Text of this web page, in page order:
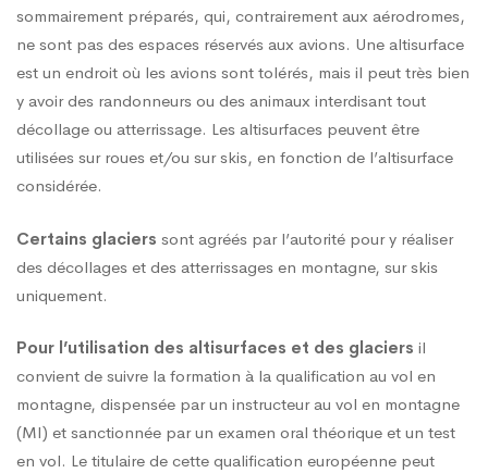
sommairement préparés, qui, contrairement aux aérodromes,
ne sont pas des espaces réservés aux avions. Une altisurface
est un endroit où les avions sont tolérés, mais il peut très bien
y avoir des randonneurs ou des animaux interdisant tout
décollage ou atterrissage. Les altisurfaces peuvent être
utilisées sur roues et/ou sur skis, en fonction de l’altisurface
considérée.
Certains glaciers sont agréés par l’autorité pour y réaliser
des décollages et des atterrissages en montagne, sur skis
uniquement.
Pour l’utilisation des altisurfaces et des glaciers il
convient de suivre la formation à la qualification au vol en
montagne, dispensée par un instructeur au vol en montagne
(MI) et sanctionnée par un examen oral théorique et un test
en vol. Le titulaire de cette qualification européenne peut